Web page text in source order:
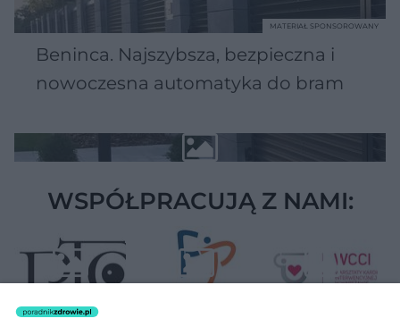
Beninca. Najszybsza, bezpieczna i
nowoczesna automatyka do bram
MATERIAŁ SPONSOROWANY
WSPÓŁPRACUJĄ Z NAMI: